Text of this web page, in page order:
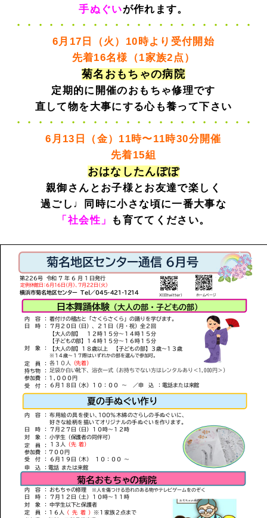
手ぬぐいが作れます。
・・・・・・・・・・・・・・・・・・・・・・
6月17日（火）10時より受付開始
先着16名様（1家族2点）
菊名おもちゃの病院
定期的に開催のおもちゃ修理です
直して物を大事にする心も養って下さい
・・・・・・・・・・・・・・・・・・・・・・
6月13日（金）11時〜11時30分開催
先着15組
おはなしたんぽぽ
親御さんとお子様とお友達で楽しく
過ごし♩同時に小さな頃に一番大事な
「社会性」
も育ててください。